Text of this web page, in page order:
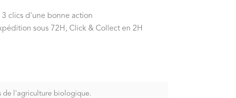
clics d'une bonne action
sous 72H, Click & Collect en 2H
de l'agriculture biologique.